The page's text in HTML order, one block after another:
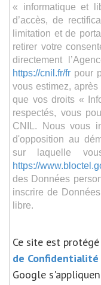
« informatique et
d’accès, de
limitation et de
retirer votre
directement
https://cnil.fr/fr pour
vous estimez,
que vos droits «
respectés, vous
CNIL. Nous vous
d'opposition au
sur laquelle
https://
des Données
inscrire de
libre.
Ce site est
de Confidentialité
Google